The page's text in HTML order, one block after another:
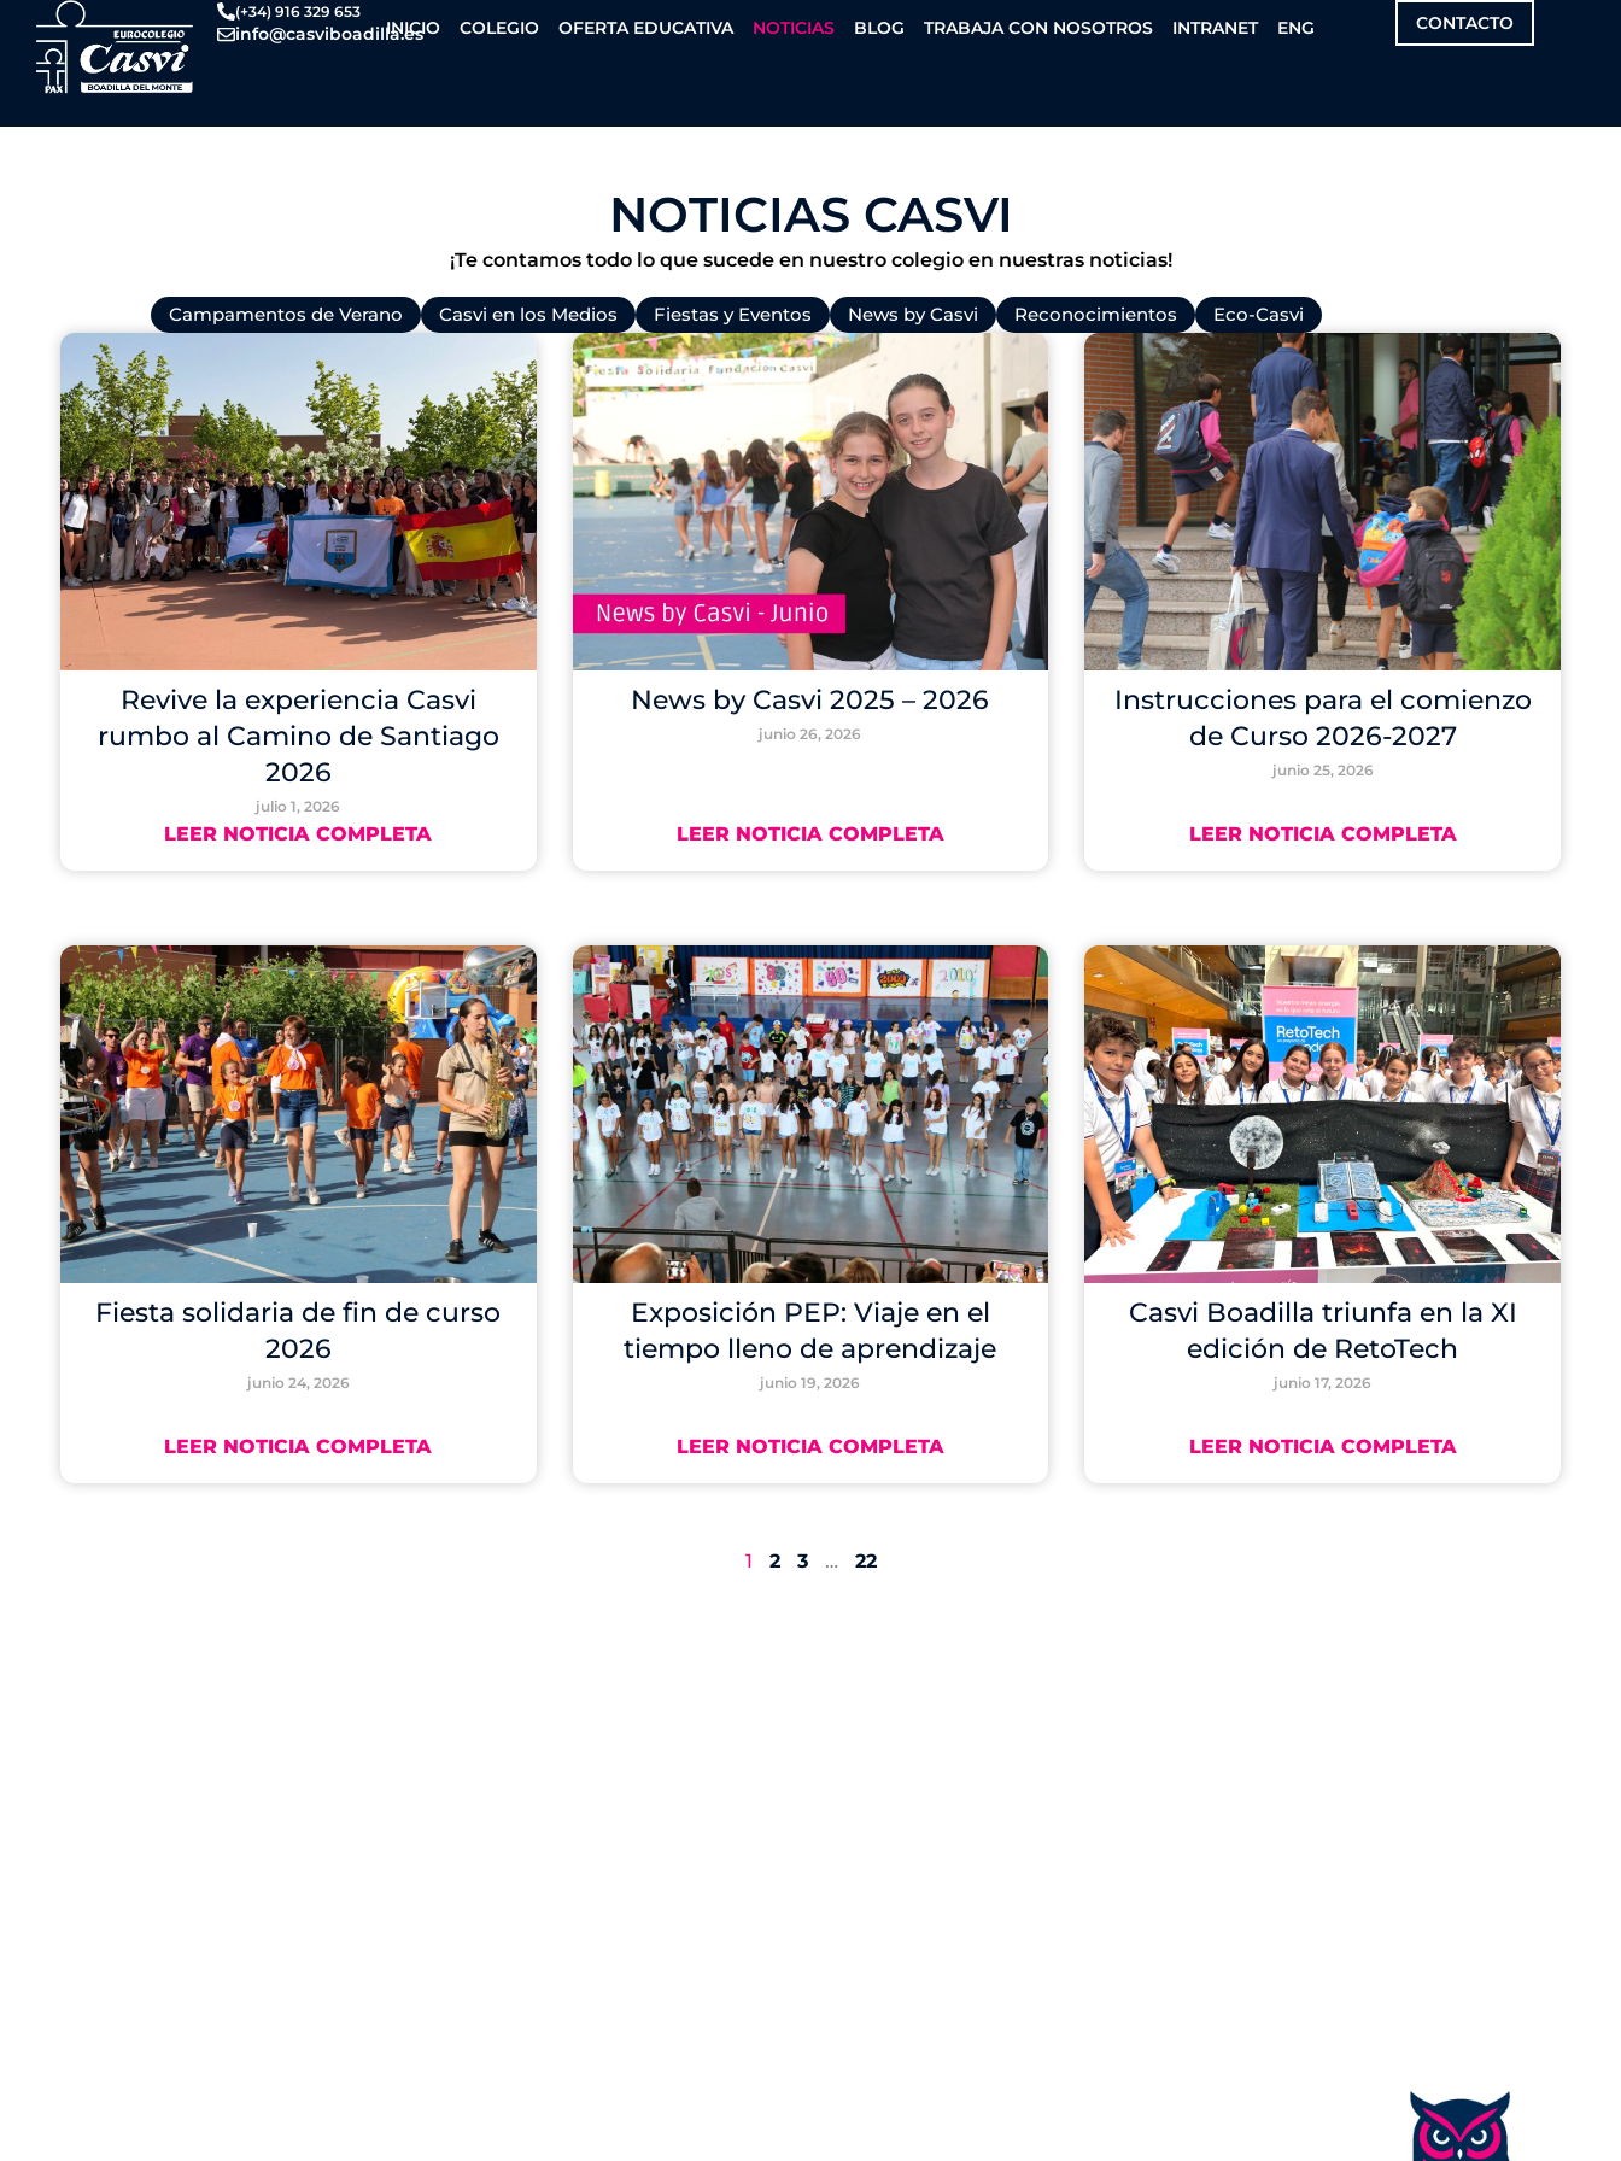
contenido
(+34) 916 329 653
info@casviboadilla.es
INICIO COLEGIO OFERTA EDUCATIVA NOTICIAS BLOG TRABAJA CON NOSOTROS INTRANET ENG CONTACTO
NOTICIAS CASVI
¡Te contamos todo lo que sucede en nuestro colegio en nuestras noticias!
Campamentos de Verano Casvi en los Medios Fiestas y Eventos News by Casvi Reconocimientos Eco-Casvi
Revive la experiencia Casvi
rumbo al Camino de Santiago
2026
julio 1, 2026
LEER NOTICIA COMPLETA
News by Casvi 2025 – 2026
junio 26, 2026
LEER NOTICIA COMPLETA
Instrucciones para el comienzo
de Curso 2026-2027
junio 25, 2026
LEER NOTICIA COMPLETA
Fiesta solidaria de fin de curso
2026
junio 24, 2026
LEER NOTICIA COMPLETA
Exposición PEP: Viaje en el
tiempo lleno de aprendizaje
junio 19, 2026
LEER NOTICIA COMPLETA
Casvi Boadilla triunfa en la XI
edición de RetoTech
junio 17, 2026
LEER NOTICIA COMPLETA
P
a
e
1
P
a
e
2
P
a
e
3 …
P
g
e
22